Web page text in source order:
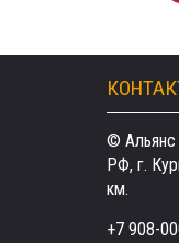
© Альянс
РФ, г.
км.
+7 908-